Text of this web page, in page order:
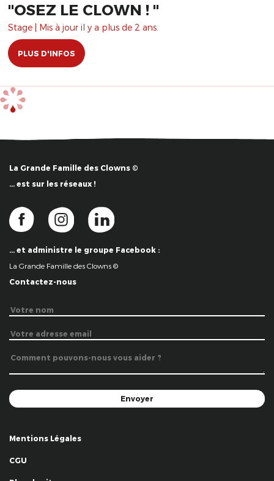
"OSEZ LE CLOWN ! "
Stage | Mis à jour il y a plus de 2 ans.
PLUS D'INFOS
La Grande Famille des Clowns ©
… est sur les réseaux !
… et administre le groupe Facebook :
La Grande Famille des Clowns ©
Contactez-nous
Mentions Légales
CGU